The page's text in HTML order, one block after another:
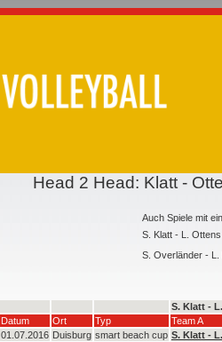
Head 2 Head: Klatt -
Auch Spiele mit
S. Klatt - L. Ottens
S. Overländer - L.
S. Klatt -
Datum
Ort Typ Team A
01.07.2016 Duisburg smart beach cup S. Klatt -